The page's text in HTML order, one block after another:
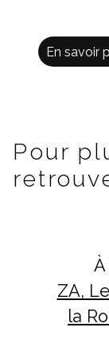
En savoir
Pour
ZA,
la